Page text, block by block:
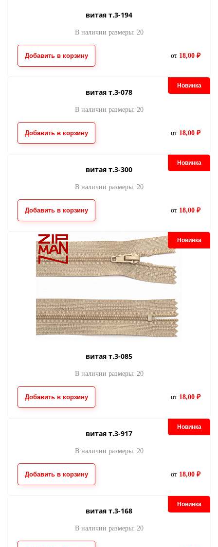
металл Y-тип т.3
шлифованный-059
от
металл Y-тип т.3
шлифованный-512
от79.00руб.
витая т.3-194
В наличии размеры: 20
Добавить в корзину от 18,00 ₽
Новинка
витая т.3-078
В наличии размеры: 20
Добавить в корзину от 18,00 ₽
Новинка
витая т.3-300
В наличии размеры: 20
Добавить в корзину от 18,00 ₽
Новинка
витая т.3-085
В наличии размеры: 20
Добавить в корзину от 18,00 ₽
Новинка
витая т.3-917
В наличии размеры: 20
Добавить в корзину от 18,00 ₽
Новинка
витая т.3-168
В наличии размеры: 20